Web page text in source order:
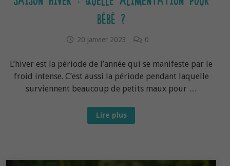
BÉBÉ ?
20 janvier 2023 0
L’hiver est la période de l’année qui se manifeste par le
froid intense. C’est aussi la période pendant laquelle
surviennent beaucoup de petits maux pour …
Saison
HIVER :
Quelle
Lire plus